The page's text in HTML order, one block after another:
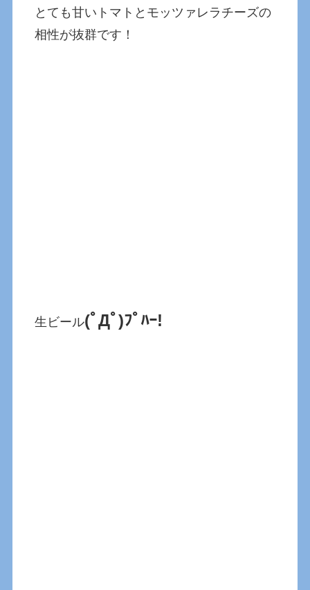
とても甘いトマトとモッツァレラチーズの
相性が抜群です！
生ビール(ﾟДﾟ)ﾌﾟﾊｰ!